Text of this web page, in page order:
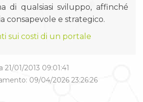
di qualsiasi sviluppo, affinché
consapevole e strategico.
sui costi di un portale
01/2013 09:01:41
09/04/2026 23:26:26